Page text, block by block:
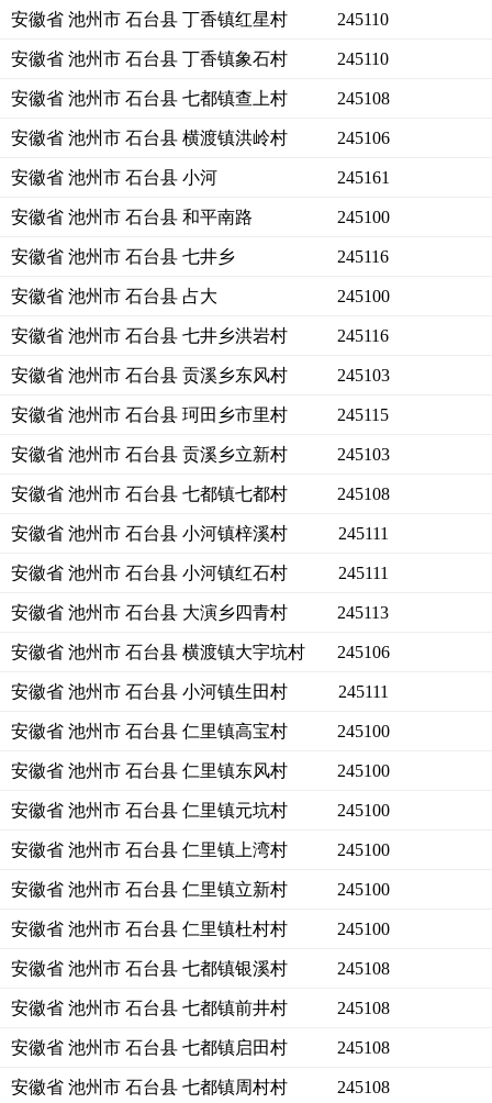
安徽省 池州市 石台县 丁香镇红星村 245110
安徽省 池州市 石台县 丁香镇象石村 245110
安徽省 池州市 石台县 七都镇查上村 245108
安徽省 池州市 石台县 横渡镇洪岭村 245106
安徽省 池州市 石台县 小河 245161
安徽省 池州市 石台县 和平南路 245100
安徽省 池州市 石台县 七井乡 245116
安徽省 池州市 石台县 占大 245100
安徽省 池州市 石台县 七井乡洪岩村 245116
安徽省 池州市 石台县 贡溪乡东风村 245103
安徽省 池州市 石台县 珂田乡市里村 245115
安徽省 池州市 石台县 贡溪乡立新村 245103
安徽省 池州市 石台县 七都镇七都村 245108
安徽省 池州市 石台县 小河镇梓溪村 245111
安徽省 池州市 石台县 小河镇红石村 245111
安徽省 池州市 石台县 大演乡四青村 245113
安徽省 池州市 石台县 横渡镇大宇坑村 245106
安徽省 池州市 石台县 小河镇生田村 245111
安徽省 池州市 石台县 仁里镇高宝村 245100
安徽省 池州市 石台县 仁里镇东风村 245100
安徽省 池州市 石台县 仁里镇元坑村 245100
安徽省 池州市 石台县 仁里镇上湾村 245100
安徽省 池州市 石台县 仁里镇立新村 245100
安徽省 池州市 石台县 仁里镇杜村村 245100
安徽省 池州市 石台县 七都镇银溪村 245108
安徽省 池州市 石台县 七都镇前井村 245108
安徽省 池州市 石台县 七都镇启田村 245108
安徽省 池州市 石台县 七都镇周村村 245108